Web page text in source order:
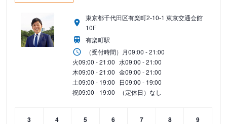
東京都千代田区有楽町2-10-1 東京交通会館
10F
有楽町駅
（受付時間） 月09:00 - 21:00
火09:00 - 21:00 水09:00 - 21:00
木09:00 - 21:00 金09:00 - 21:00
土09:00 - 19:00 日09:00 - 19:00
祝09:00 - 19:00 （定休日）なし
3
4
5
6
7
8
9